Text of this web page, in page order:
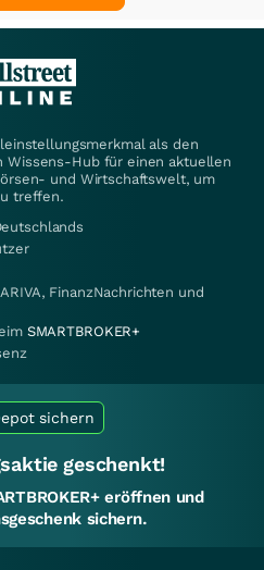
als den
Wissens-Hub für einen aktuellen
und Wirtschaftswelt, um
treffen.
FinanzNachrichten und
SMARTBROKER+
sichern
geschenkt!
eröffnen und
sichern.